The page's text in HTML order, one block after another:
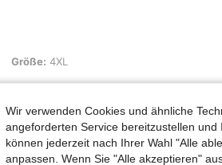
Größe: 4XL
Wir verwenden Cookies und ähnliche
angeforderten Service bereitzustellen
können jederzeit nach Ihrer Wahl "Alle
anpassen. Wenn Sie "Alle akzeptieren"